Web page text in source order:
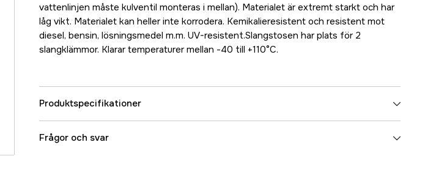
vattenlinjen måste kulventil monteras i mellan). Materialet är extremt starkt och har
låg vikt. Materialet kan heller inte korrodera. Kemikalieresistent och resistent mot
diesel, bensin, lösningsmedel m.m. UV-resistent.Slangstosen har plats för 2
slangklämmor. Klarar temperaturer mellan -40 till +110°C.
Produktspecifikationer
Referensnummer
Frågor och svar